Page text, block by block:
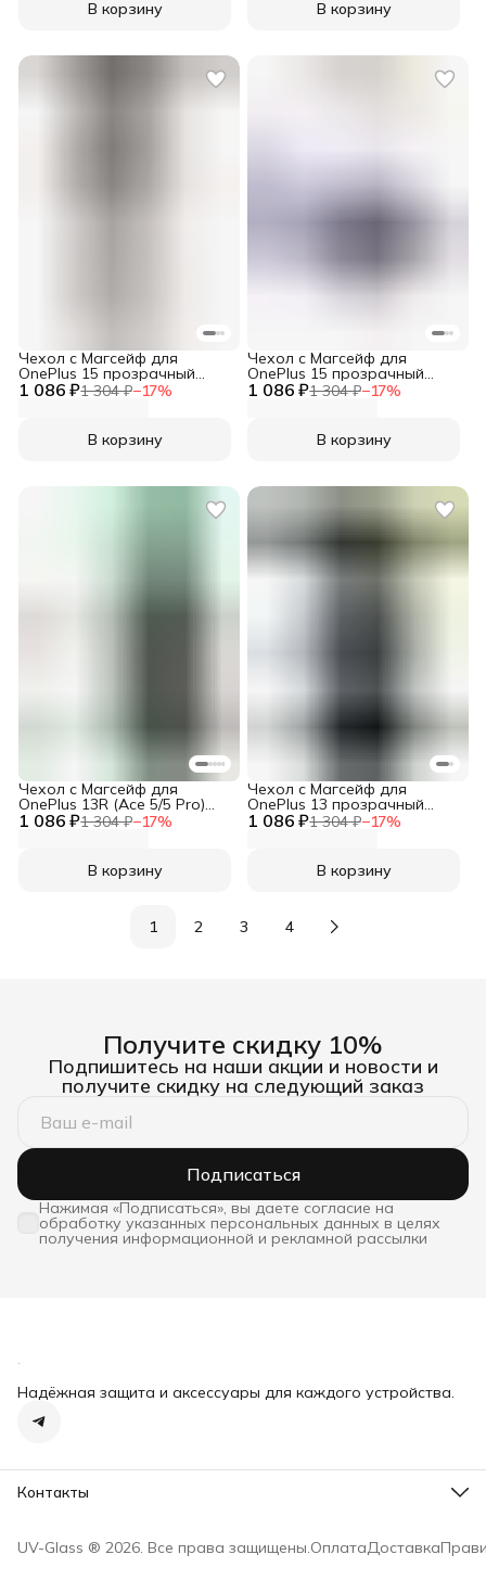
В корзину
В корзину
1 086 ₽1 304 ₽−17%
Чехол с Магсейф для
OnePlus 15 прозрачный
матовый с черным бортом
В корзину
1 086 ₽1 304 ₽−17%
Чехол с Магсейф для
OnePlus 15 прозрачный
WLONS
В корзину
1 086 ₽1 304 ₽−17%
Чехол с Магсейф для
OnePlus 13R (Ace 5/5 Pro)
прозрачный матовый с
В корзину
1 086 ₽1 304 ₽−17%
Чехол с Магсейф для
OnePlus 13 прозрачный
матовый с черным бортом
В корзину
1 2 3 4
Получите скидку 10%
Подпишитесь на наши акции и новости и
получите скидку на следующий заказ
Подписаться
Нажимая «Подписаться», вы даете согласие на
обработку указанных персональных данных в целях
получения информационной и рекламной рассылки
Надёжная защита и аксессуары для каждого устройства.
Контакты
Телефон
UV-Glass ® 2026. Все права защищены.ОплатаДоставка